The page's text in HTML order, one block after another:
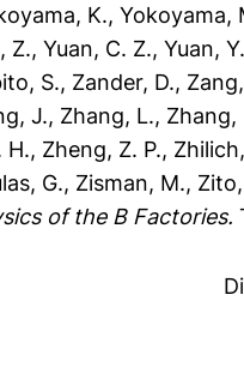
K., Yokoyama,
Z., Yuan, C. Z., Yuan, Y.
S., Zander, D.,
J., Zhang, L., Zhang,
H., Zheng, Z. P.,
G., Zisman, M.,
of the B Factories.